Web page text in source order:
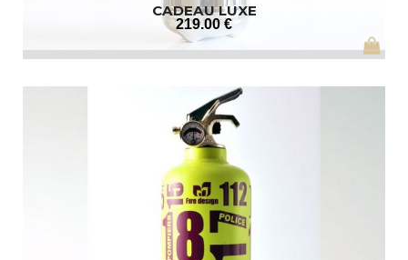
CADEAU LUXE
219.00 €